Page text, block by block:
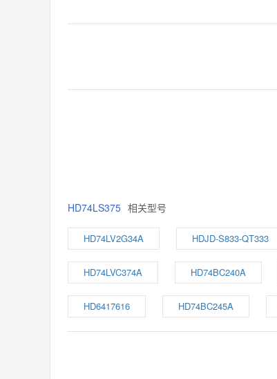
HD74LS375 相关型号
HD74LV2G34A HDJD-S833-QT333
HD74LVC374A HD74BC240A
HD6417616 HD74BC245A